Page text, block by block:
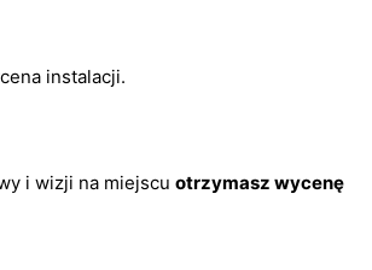
instalacji.
i wizji na miejscu otrzymasz wycenę